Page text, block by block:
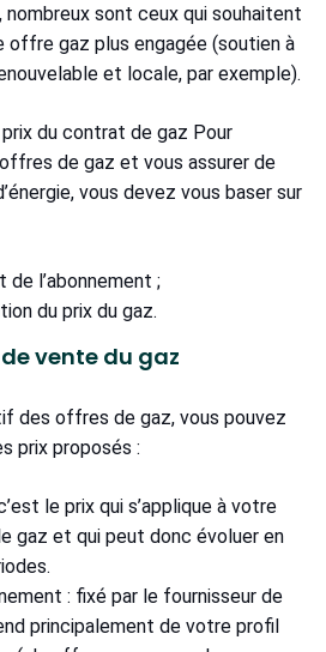
sont ceux qui souhaitent
offre gaz plus engagée (soutien à
et locale, par exemple).
du contrat de gaz Pour
de gaz et vous assurer de
vous devez vous baser sur
de l’abonnement ;
du prix du gaz.
vente du gaz
des offres de gaz, vous pouvez
prix proposés :
le prix qui s’applique à votre
gaz et qui peut donc évoluer en
: fixé par le fournisseur de
principalement de votre profil